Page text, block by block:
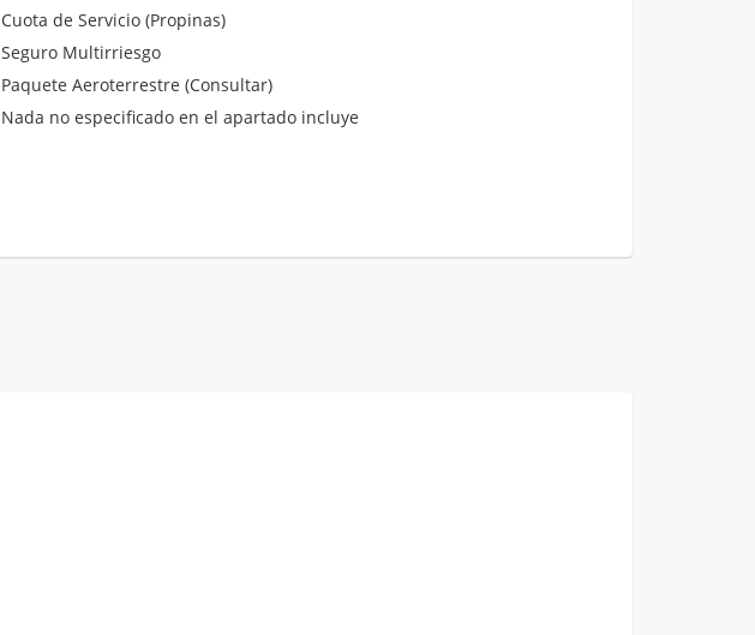
Cuota de Servicio (Propinas)
Seguro Multirriesgo
Paquete Aeroterrestre (Consultar)
Nada no especificado en el apartado incluye